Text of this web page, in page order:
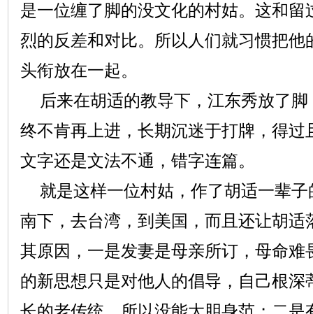
是一位缠了脚的没文化的村姑。这和留
烈的反差和对比。所以人们就习惯把他
头衔放在一起。
后来在胡适的教导下，江东秀放了脚
终不肯再上进，长期沉迷于打牌，得过
文字还是文法不通，错字连篇。
就是这样一位村姑，作了胡适一辈子
南下，去台湾，到美国，而且还让胡适
其原因，一是发妻是母亲所订，母命难
的新思想只是对他人的倡导，自己根深